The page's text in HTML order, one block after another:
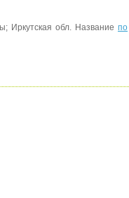
Иркутская обл. Название по